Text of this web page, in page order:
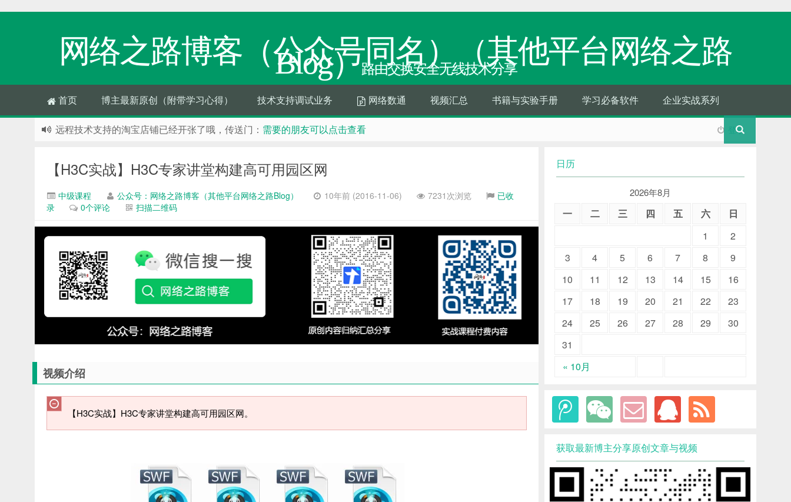
网络之路博客（公众号同名）（其他平台网络之路
Blog）路由交换安全无线技术分享
首页 博主最新原创（附带学习心得） 技术支持调试业务 网络数通 视频汇总 书籍与实验手册 学习必备软件 企业实战系列
登录
远程技术支持的淘宝店铺已经开张了哦，传送门： 需要的朋友可以点击查看
如果您觉得本站对您有帮助，那么赶紧使用Ctrl+D 收藏吧， 支持我们下
【H3C实战】H3C专家讲堂构建高可用园区网
中级课程 公众号：网络之路博客（其他平台网络之路Blog） 10年前 (2016-11-06) 7231次浏览
已收
录
0个评论 扫描二维码
视频介绍
【H3C实战】H3C专家讲堂构建高可用园区网。
日历
2026年8月
一 二 三 四 五 六 日
« 10月
1
2
3
4 5 6 7 8
9
10
11 12 13 14 15
16
17
18 19 20 21 22
23
24
25 26 27 28 29
30
31
获取最新博主分享原创文章与视频